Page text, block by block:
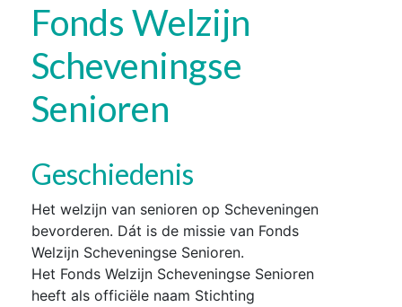
Fonds Welzijn
Scheveningse
Senioren
Geschiedenis
Het welzijn van senioren op Scheveningen
bevorderen. Dát is de missie van Fonds
Welzijn Scheveningse Senioren.
Het Fonds Welzijn Scheveningse Senioren
heeft als officiële naam Stichting